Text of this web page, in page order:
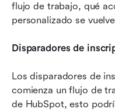
flujo de trabajo, qué
personalizado se
Disparadores de
Los disparadores de
comienza un flujo de
de HubSpot, esto